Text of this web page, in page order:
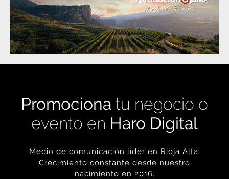
Promociona tu negocio o
evento en Haro Digital
Medio de comunicación líder en Rioja Alta.
Crecimiento constante desde nuestro
nacimiento en 2016.